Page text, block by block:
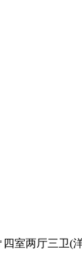
室两厅三卫(